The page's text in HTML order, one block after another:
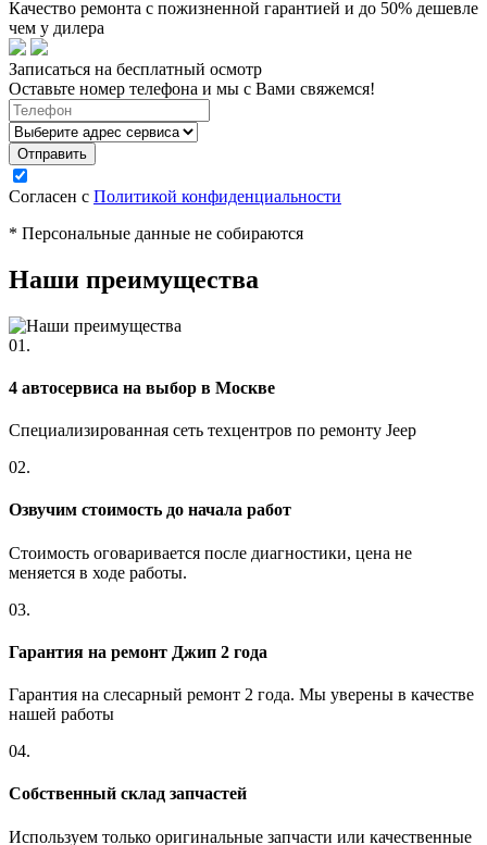
Качество ремонта с пожизненной гарантией и до 50% дешевле
чем у дилера
Записаться на бесплатный осмотр
Оставьте номер телефона и мы с Вами свяжемся!
Согласен с Политикой конфиденциальности
* Персональные данные не собираются
Наши преимущества
01.
4 автосервиса на выбор в Москве
Специализированная сеть техцентров по ремонту Jeep
02.
Озвучим стоимость до начала работ
Стоимость оговаривается после диагностики, цена не
меняется в ходе работы.
03.
Гарантия на ремонт Джип 2 года
Гарантия на слесарный ремонт 2 года. Мы уверены в качестве
нашей работы
04.
Собственный склад запчастей
Используем только оригинальные запчасти или качественные